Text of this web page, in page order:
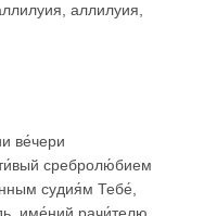
аллилуия,
ве́чери
сребролю́бием
судия́м Тебе́,